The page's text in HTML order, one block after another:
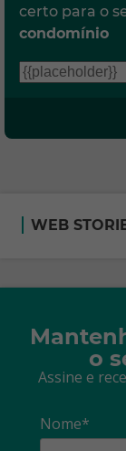
certo para o
condomínio
WEB
o
Assine e
Nome*